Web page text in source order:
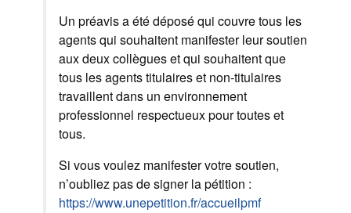
Un préavis a été déposé qui couvre tous les
agents qui souhaitent manifester leur soutien
aux deux collègues et qui souhaitent que
tous les agents titulaires et non-titulaires
travaillent dans un environnement
professionnel respectueux pour toutes et
tous.
Si vous voulez manifester votre soutien,
n’oubliez pas de signer la pétition :
https://www.unepetition.fr/accueilpmf